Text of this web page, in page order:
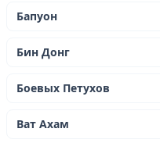
Бапуон
Бин Донг
Боевых Петухов
Ват Ахам